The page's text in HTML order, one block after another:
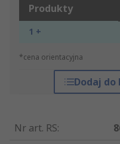
Produkty
1 +
*cena orientacyjna
Dodaj do
Nr art. RS: